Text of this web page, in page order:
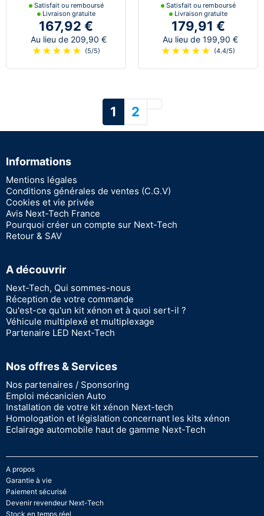
Satisfait ou remboursé
Livraison gratuite
167,92 €
Au lieu de 209,90 €
★ ★ ★ ★ ★ (5/5)
Satisfait ou remboursé
Livraison gratuite
179,91 €
Au lieu de 199,90 €
★ ★ ★ ★ ★ (4.4/5)
1 2 Suivant
Informations
Mentions légales
Conditions générales de ventes (C.G.V)
Cookies et vie privée
Avis Next-Tech France
Pourquoi créer un compte sur Next-Tech
Retour & SAV
A découvrir
Next-Tech, Qui sommes-nous
Réception de votre commande
Qu'est-ce qu'un kit xénon et à quoi sert-il ?
Véhicule multiplexé et multiplexage
Partenaire LED Next-Tech
Nos offres & Services
Nos partenaires / Sponsoring
Emploi mécanicien Auto
Installation de votre kit xénon Next-tech
Homologation et législation concernant les kits xénon
Eclairage automobile haut de gamme Next-Tech
A propos
Garantie à vie
Paiement sécurisé
Devenir revendeur Next-Tech
Stock en temps réel